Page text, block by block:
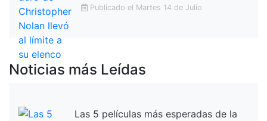
Publicado el Martes 14 de Julio
Noticias más Leídas
Las 5 películas más esperadas de la